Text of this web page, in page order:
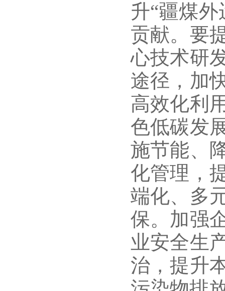
升“疆煤
贡献。要
心技术研
途径，加
高效化利
色低碳发
施节能、
化管理，
端化、多
保。加强
业安全生
治，提升